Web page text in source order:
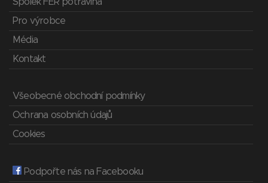
Spolek FÉR potravina
Pro výrobce
Média
Kontakt
Všeobecné obchodní podmínky
Ochrana osobních údajů
Cookies
Podpořte nás na Facebooku